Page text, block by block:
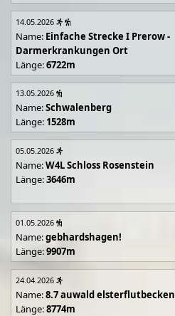
14.05.2026
Name: Einfache Strecke I Prerow -
Darmerkrankungen Ort
Länge:6722m
13.05.2026
Name:Schwalenberg
Länge: 1528m
05.05.2026
Name:W4L Schloss Rosenstein
Länge:3646m
01.05.2026
Name:gebhardshagen!
Länge:9907m
24.04.2026
Name:8.7 auwald elsterflutbecken
Länge:8774m